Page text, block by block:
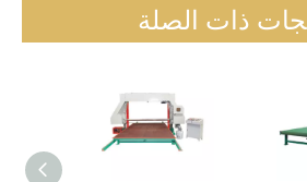
ذات الصلة